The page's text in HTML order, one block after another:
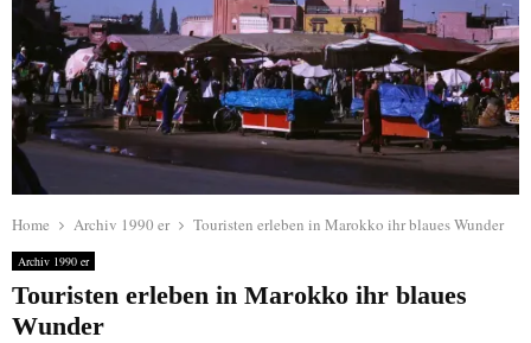
Home Archiv 1990 er Touristen erleben in Marokko ihr blaues Wunder
Archiv 1990 er
Touristen erleben in Marokko ihr blaues
Wunder